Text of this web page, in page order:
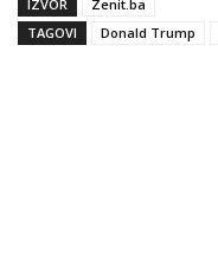
IZVOR
Zenit.ba
TAGOVI
Donald Trump